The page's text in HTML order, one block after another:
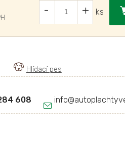
info@
608